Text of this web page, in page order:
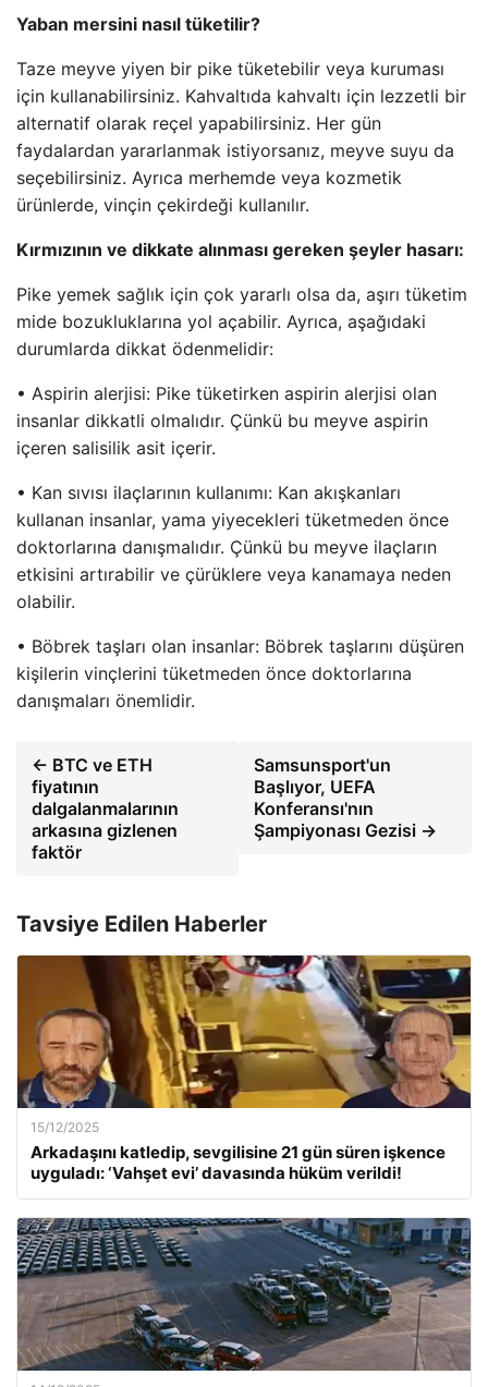
Yaban mersini nasıl tüketilir?
Taze meyve yiyen bir pike tüketebilir veya kuruması
için kullanabilirsiniz. Kahvaltıda kahvaltı için lezzetli bir
alternatif olarak reçel yapabilirsiniz. Her gün
faydalardan yararlanmak istiyorsanız, meyve suyu da
seçebilirsiniz. Ayrıca merhemde veya kozmetik
ürünlerde, vinçin çekirdeği kullanılır.
Kırmızının ve dikkate alınması gereken şeyler hasarı:
Pike yemek sağlık için çok yararlı olsa da, aşırı tüketim
mide bozukluklarına yol açabilir. Ayrıca, aşağıdaki
durumlarda dikkat ödenmelidir:
• Aspirin alerjisi: Pike tüketirken aspirin alerjisi olan
insanlar dikkatli olmalıdır. Çünkü bu meyve aspirin
içeren salisilik asit içerir.
• Kan sıvısı ilaçlarının kullanımı: Kan akışkanları
kullanan insanlar, yama yiyecekleri tüketmeden önce
doktorlarına danışmalıdır. Çünkü bu meyve ilaçların
etkisini artırabilir ve çürüklere veya kanamaya neden
olabilir.
• Böbrek taşları olan insanlar: Böbrek taşlarını düşüren
kişilerin vinçlerini tüketmeden önce doktorlarına
danışmaları önemlidir.
← BTC ve ETH
fiyatının
dalgalanmalarının
arkasına gizlenen
faktör
Samsunsport'un
Başlıyor, UEFA
Konferansı'nın
Şampiyonası Gezisi →
Tavsiye Edilen Haberler
15/12/2025
Arkadaşını katledip, sevgilisine 21 gün süren işkence
uyguladı: ‘Vahşet evi’ davasında hüküm verildi!